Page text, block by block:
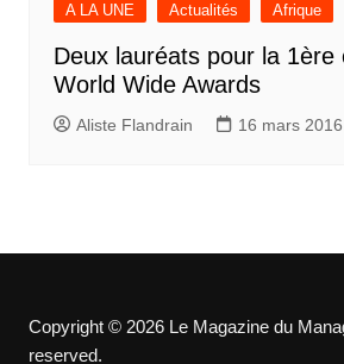
A LA UNE Actualités Afrique
Deux lauréats pour la 1ère
World Wide Awards
Aliste Flandrain 16 mars 2016
Copyright © 2026 Le Magazine du
reserved.